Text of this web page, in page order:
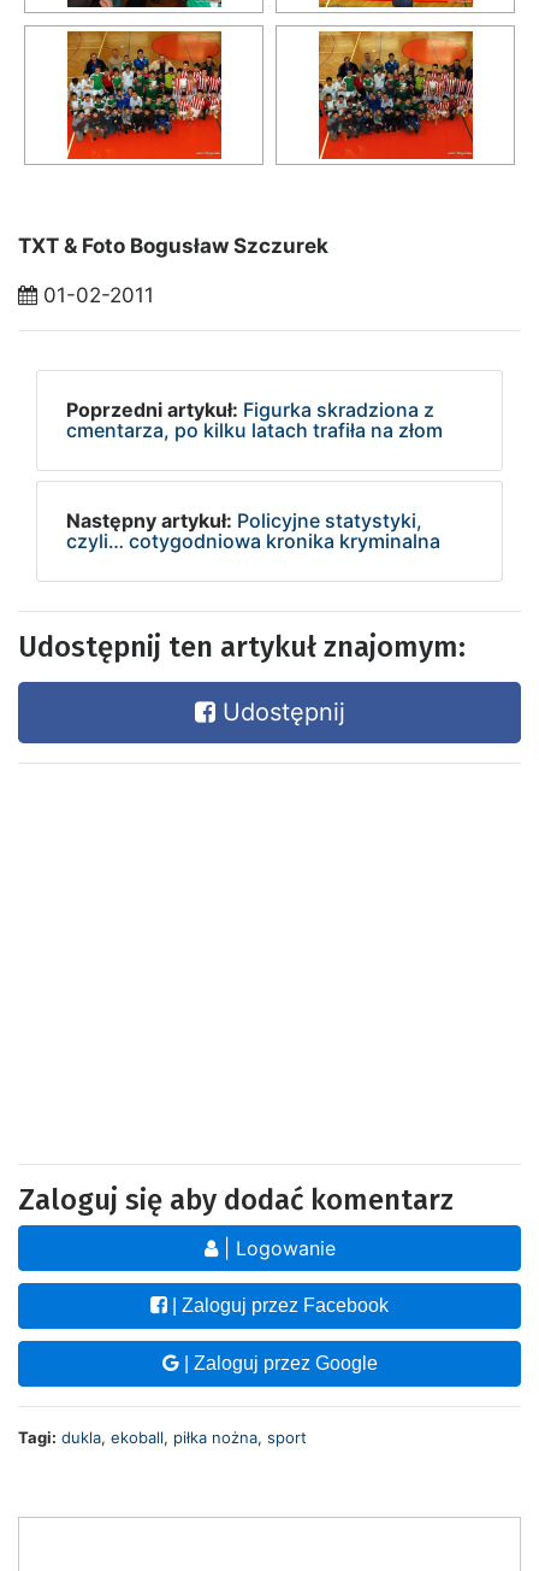
TXT & Foto Bogusław Szczurek
01-02-2011
Poprzedni artykuł: Figurka skradziona z
cmentarza, po kilku latach trafiła na złom
Następny artykuł: Policyjne statystyki,
czyli… cotygodniowa kronika kryminalna
Udostępnij ten artykuł znajomym:
Udostępnij
Zaloguj się aby dodać komentarz
| Logowanie
| Zaloguj przez Facebook
| Zaloguj przez Google
Tagi: dukla, ekoball, piłka nożna, sport